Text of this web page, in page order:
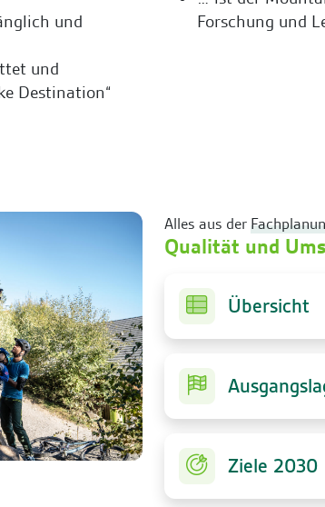
und
und
Destination“
Forschung und
Alles aus der
Qualität und
Übersicht
Ziele 2030